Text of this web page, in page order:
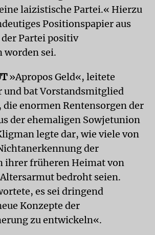
laizistische Partei.« Hierzu
Positionspapier aus
Partei positiv
worden sei.
»Apropos Geld«, leitete
und bat Vorstandsmitglied
enormen Rentensorgen der
der ehemaligen Sowjetunion
legte dar, wie viele von
der
ihrer früheren Heimat von
bedroht seien.
es sei dringend
Konzepte der
zu entwickeln«.